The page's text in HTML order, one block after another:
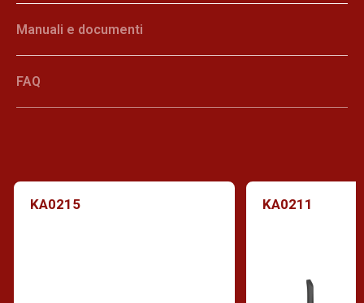
Manuali e documenti
FAQ
KA0215 KA0211